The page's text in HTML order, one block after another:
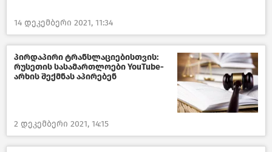
14 დეკემბერი 2021, 11:34
პირდაპირი ტრანსლაციებისთვის:
რუსეთის სასამართლოები YouTube-
არხის შექმნას აპირებენ
2 დეკემბერი 2021, 14:15